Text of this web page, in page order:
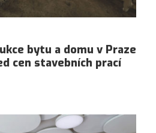
bytu a domu v Praze
cen stavebních prací